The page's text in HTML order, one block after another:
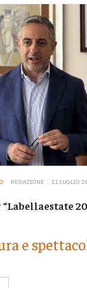
REDAZIONE 11 LUGLIO
e